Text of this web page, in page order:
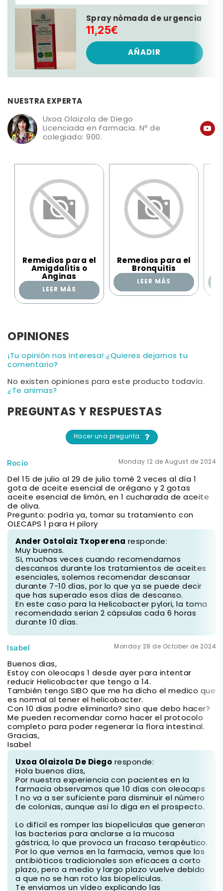
Spray nómada de urgencia
11,25€
AÑADIR
NUESTRA EXPERTA
Uxoa Olaizola de Diego
Licenciada en Farmacia. Nº de
colegiado: 900.
Remedios para el
Amigdalitis o
Anginas
LEER MÁS
Remedios para el
Bronquitis
LEER MÁS
OPINIONES
¡Tu opinión nos interesa! ¿Quieres dejarnos tu
comentario?
No existen opiniones para este producto todavía.
¿Te animas?
PREGUNTAS Y RESPUESTAS
Hacer una pregunta
Rocío Monday 12 de August de 2024
Del 15 de julio al 29 de julio tomé 2 veces al día 1
gota de aceite esencial de orégano y 2 gotas
aceite esencial de limón, en 1 cucharada de aceite
de oliva.
Pregunto: podría ya, tomar su tratamiento con
OLECAPS 1 para H pilory
Ander Ostolaiz Txoperena responde:
Muy buenas.
Si, muchas veces cuando recomendamos
descansos durante los tratamientos de aceites
esenciales, solemos recomendar descansar
durante 7-10 días, por lo que ya se puede decir
que has superado esos días de descanso.
En este caso para la Helicobacter pylori, la toma
recomendada serian 2 cápsulas cada 6 horas
durante 10 días.
Isabel Monday 28 de October de 2024
Buenos dias,
Estoy con oleocaps 1 desde ayer para intentar
reducir Helicobacter que tengo a 14.
También tengo SIBO que me ha dicho el medico que
es normal al tener el helicobacter.
Con 10 dias podre eliminarlo? sino que debo hacer?
Me pueden recomendar como hacer el protocolo
completo para poder regenerar la flora intestinal.
Gracias,
Isabel
Uxoa Olaizola De Diego responde:
Hola buenos días,
Por nuestra experiencia con pacientes en la
farmacia observamos que 10 días con oleocaps
1 no va a ser suficiente para disminuir el número
de colonias, aunque así lo diga en el prospecto.
Lo difícil es romper las biopelículas que generan
las bacterias para anclarse a la mucosa
gástrica, lo que provoca un fracaso terapéutico.
Por lo que vemos en la farmacia, vemos que los
antibióticos tradicionales son eficaces a corto
plazo, pero a medio y largo plazo vuelve debido
a que no se han roto las biopelículas.
Te enviamos un vídeo explicando las